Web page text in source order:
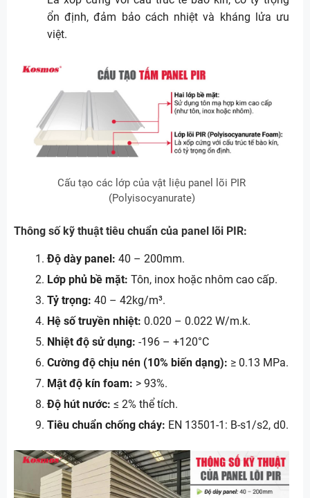
ổn định, đảm bảo cách nhiệt và kháng lửa ưu
việt.
Cấu tạo các lớp của vật liệu panel lõi PIR
(Polyisocyanurate)
Thông số kỹ thuật tiêu chuẩn của panel lõi PIR:
Độ dày panel: 40 – 200mm.
Lớp phủ bề mặt: Tôn, inox hoặc nhôm cao cấp.
Tỷ trọng: 40 – 42kg/m³.
Hệ số truyền nhiệt: 0.020 – 0.022 W/m.k.
Nhiệt độ sử dụng: -196 – +120°C
Cường độ chịu nén (10% biến dạng): ≥ 0.13 MPa.
Mật độ kín foam: > 93%.
Độ hút nước: ≤ 2% thể tích.
Tiêu chuẩn chống cháy: EN 13501-1: B-s1/s2, d0.